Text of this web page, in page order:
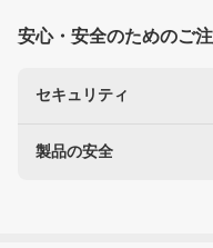
安心・安全のためのご
セキュリティ
楽天を装った不正にご
製品の安全